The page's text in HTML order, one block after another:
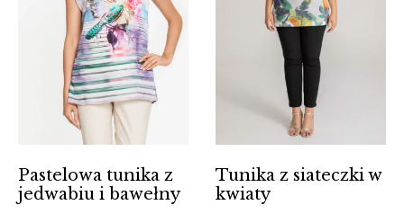
Pastelowa tunika z
jedwabiu i bawełny
Tunika z siateczki w
kwiaty